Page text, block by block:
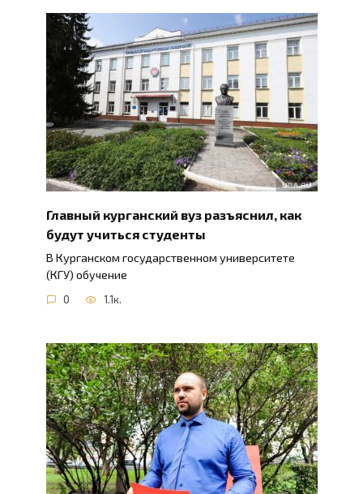
Главный курганский вуз разъяснил, как
будут учиться студенты
В Курганском государственном университете
(КГУ) обучение
0 1.1к.